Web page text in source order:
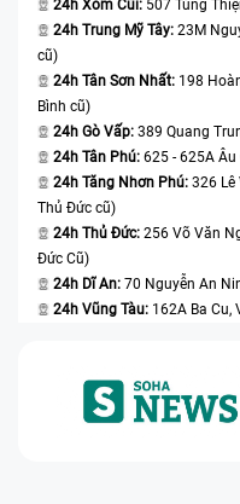
24h Xóm Củi: 507 Tùng
24h Trung Mỹ Tây: 23M
cũ)
24h Tân Sơn Nhất: 198
Bình cũ)
24h Gò Vấp: 389 Quang
24h Tân Phú: 625 - 625A Âu
24h Tăng Nhơn Phú: 326 Lê
Thủ Đức cũ)
24h Thủ Đức: 256 Võ Văn
Đức Cũ)
24h Dĩ An: 70 Nguyễn An
24h Vũng Tàu: 162A Ba Cu,